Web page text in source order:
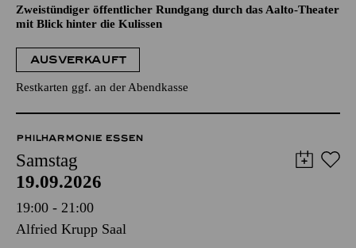
Zweistündiger öffentlicher Rundgang durch das Aalto-Theater
mit Blick hinter die Kulissen
AUSVERKAUFT
Restkarten ggf. an der Abendkasse
PHILHARMONIE ESSEN
Samstag
19.09.2026
19:00 - 21:00
Alfried Krupp Saal